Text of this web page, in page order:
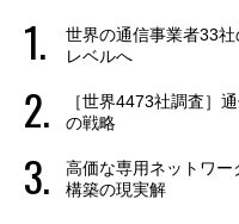
世界の通信事業者33
レベルへ
［世界4473社調査］
の戦略
高価な専用ネットワー
構築の現実解